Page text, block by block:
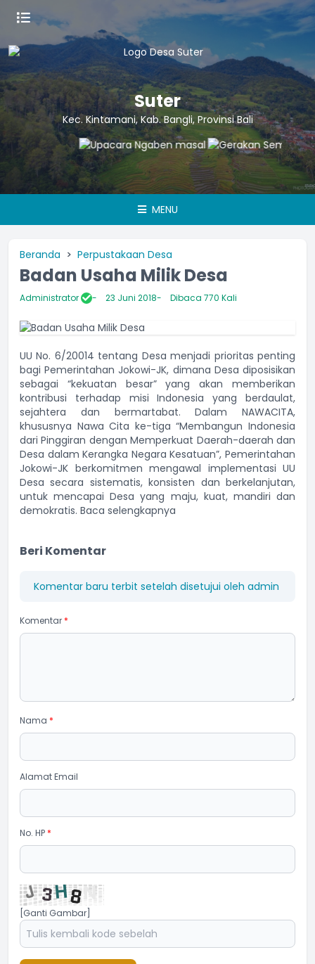
Suter
Kec. Kintamani, Kab. Bangli, Provinsi Bali
MENU
Beranda Perpustakaan Desa
Badan Usaha Milik Desa
Administrator 23 Juni 2018 Dibaca 770 Kali
UU No. 6/20014 tentang Desa menjadi prioritas penting
bagi Pemerintahan Jokowi-JK, dimana Desa diposisikan
sebagai “kekuatan besar” yang akan memberikan
kontribusi terhadap misi Indonesia yang berdaulat,
sejahtera dan bermartabat. Dalam NAWACITA,
khususnya Nawa Cita ke-tiga “Membangun Indonesia
dari Pinggiran dengan Memperkuat Daerah-daerah dan
Desa dalam Kerangka Negara Kesatuan”, Pemerintahan
Jokowi-JK berkomitmen mengawal implementasi UU
Desa secara sistematis, konsisten dan berkelanjutan,
untuk mencapai Desa yang maju, kuat, mandiri dan
demokratis. Baca selengkapnya
Beri Komentar
Komentar baru terbit setelah disetujui oleh admin
Komentar *
Nama *
Alamat Email
No. HP *
[Ganti Gambar]